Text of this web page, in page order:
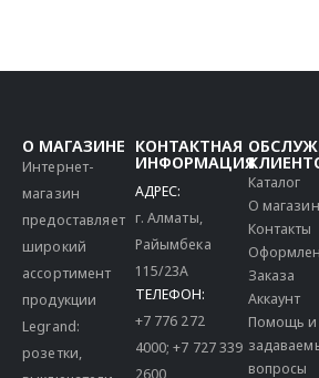
О МАГАЗИНЕ
Интернет-
магазин
предоставляет
широкий
ассортимент
продукции
Legrand:
розетки,
КОНТАКТНАЯ
ИНФОРМАЦИЯ
АДРЕС:
г. Алматы,
Райымбека
115/23A
ТЕЛЕФОН:
+7 776 272
4000;+7 727 339
Каталог
О
Контакты
Заказа
Аккаунт
Помощь и
вопросы